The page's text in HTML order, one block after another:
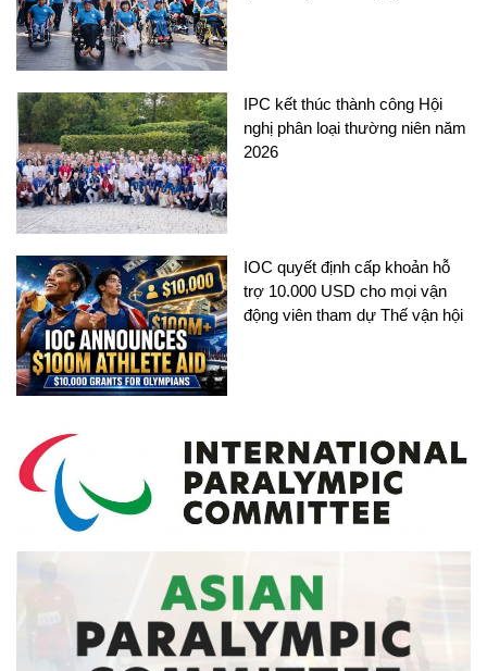
IPC kết thúc thành công Hội
nghị phân loại thường niên năm
2026
IOC quyết định cấp khoản hỗ
trợ 10.000 USD cho mọi vận
động viên tham dự Thế vận hội